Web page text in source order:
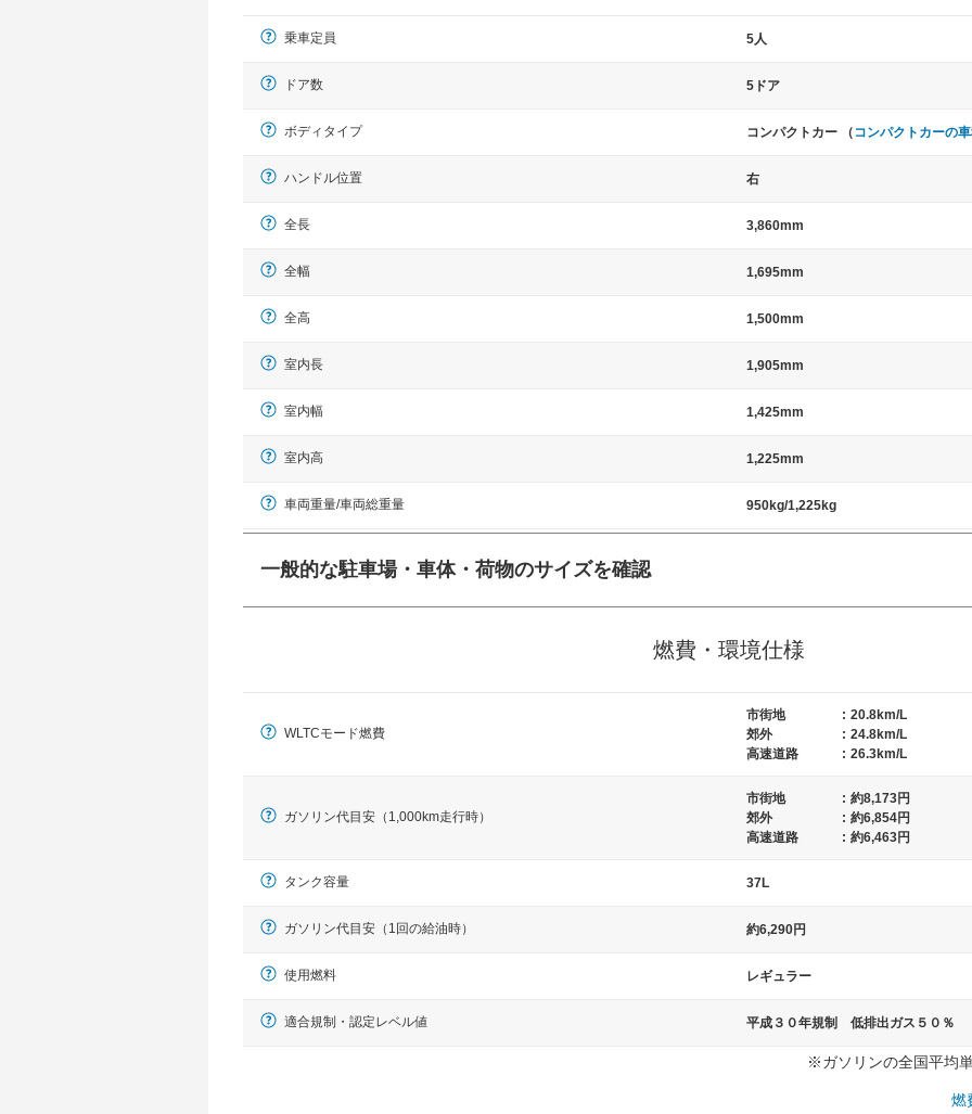
乗車定員 5人
ドア数 5ドア
ボディタイプ コンパクトカー （コンパクトカーの
ハンドル位置 右
全長 3,860mm
全幅 1,695mm
全高 1,500mm
室内長 1,905mm
室内幅 1,425mm
室内高 1,225mm
車両重量/車両総重量 950kg/1,225kg
一般的な駐車場・車体・荷物のサイズを確認
幅 5,000mmというサイズが標準値（最低値）とされる事が多いようです。
燃費・環境仕様
WLTCモード燃費
市街地 : 20.8km/L
郊外
: 24.8km/L
高速道路
: 26.3km/L
ガソリン代目安（1,000km走行時）
市街地 : 約8,173円
郊外
: 約6,854円
高速道路
: 約6,463円
タンク容量 37L
ガソリン代目安（1回の給油時） 約6,290円
使用燃料 レギュラー
適合規制・認定レベル値 平成３０年規制 低排出ガス５０％
※ガソリンの全国平均
燃